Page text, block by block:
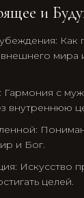
и
Как
внешнего мира
с
внутреннюю
и Бог.
Искусство
целей.